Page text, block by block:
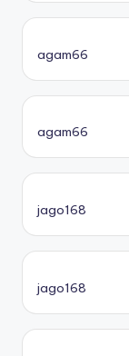
agam66
agam66
jago168
jago168